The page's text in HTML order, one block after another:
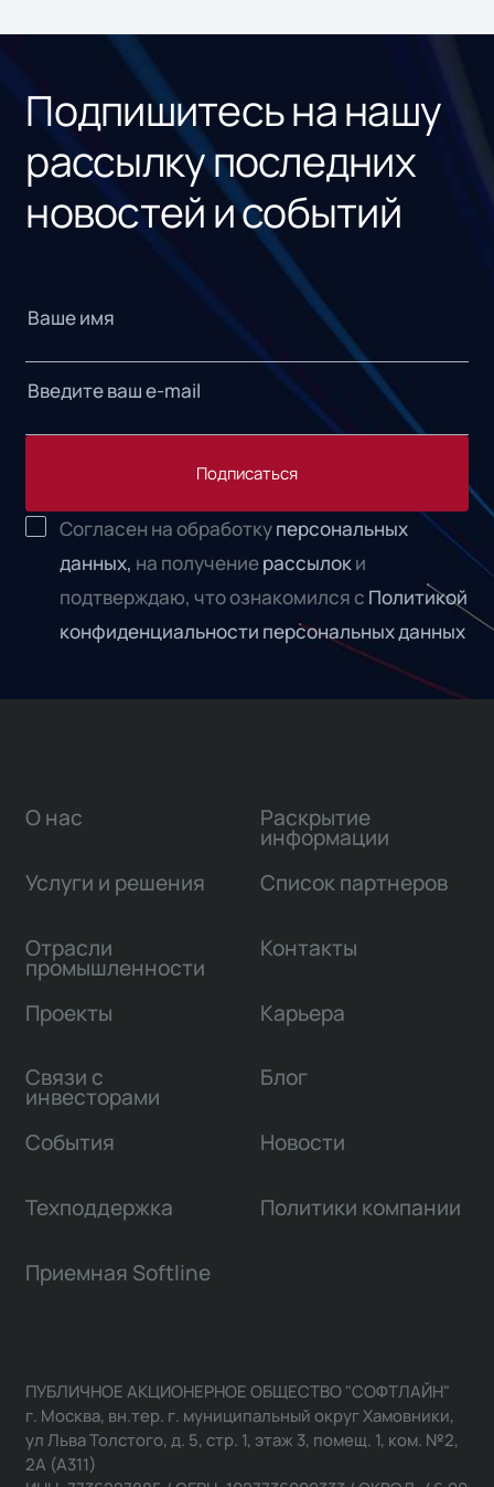
Подпишитесь на нашу
рассылку последних
новостей и событий
Подписаться
Согласен на обработкуперсональных
данных, на получениерассылоки
подтверждаю, что ознакомился с Политикой
конфиденциальности персональных данных
О нас
Услуги и решения
Отрасли
промышленности
Проекты
Связи с
инвесторами
Раскрытие
информации
Список партнеров
Контакты
Карьера
Блог
События Новости
Техподдержка Политики компании
Приемная Softline
ПУБЛИЧНОЕ АКЦИОНЕРНОЕ ОБЩЕСТВО "СОФТЛАЙН"
г. Москва, вн.тер. г. муниципальный округ Хамовники,
ул Льва Толстого, д. 5, стр. 1, этаж 3, помещ. 1, ком. №2,
2А (А311)